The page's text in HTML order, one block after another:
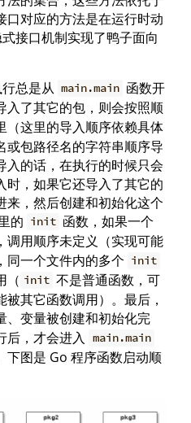
口对应的方法是在运行时动
接口机制实现了鸭子面向
总是从 main.main 函数开
入了其它的包，则会按照顺
（这里的导入顺序依赖具体
或包路径名的字符串顺序导
入的话，在执行的时候只会
时，如果它还导入了其它的
来，然后创建和初始化这个
的 init 函数，如果一个
调用顺序未定义（实现可能
同一个文件内的多个 init
（ init 不是普通函数，可
其它函数调用）。最后，
、变量被创建和初始化完
后，才会进入 main.main
下图是 Go 程序函数启动顺